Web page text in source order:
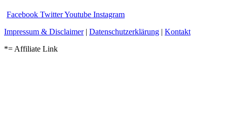
Facebook TwitterYoutube Instagram
Impressum & Disclaimer| Datenschutzerklärung | Kontakt
*= Affiliate Link